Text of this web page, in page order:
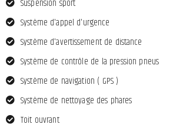
Suspension sport
Système d'appel d'urgence
Système d'avertissement de distance
Système de contrôle de la pression pneus
Système de navigation ( GPS )
Système de nettoyage des phares
Toit ouvrant